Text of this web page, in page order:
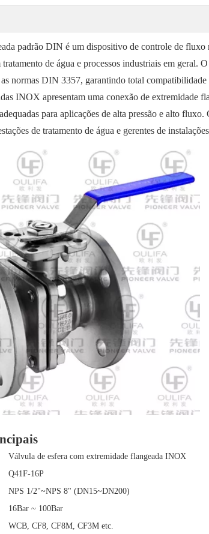
padrão DIN é um dispositivo de controle de
tratamento de água e processos industriais em geral.
normas DIN 3357, garantindo total compatibilidade
INOX apresentam uma conexão de extremidade
para aplicações de alta pressão e alto
de tratamento de água e gerentes de
Válvula de esfera com extremidade flangeada INOX
Q41F-16P
NPS 1/2"~NPS 8" (DN15~DN200)
16Bar ~ 100Bar
WCB, CF8, CF8M, CF3M etc.